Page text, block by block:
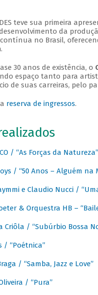
teve sua primeira
da
no Brasil,
.
30 anos de existência, o
espaço tanto para
de suas carreiras, pelo
reserva de ingressos.
/ “As Forças da Natureza”
/ “50 Anos – Alguém na
e Claudio Nucci /
& Orquestra HB –
Criôla / “Subúrbio Bossa
/ “Poétnica”
/ “Samba, Jazz e Love”
/ “Pura”